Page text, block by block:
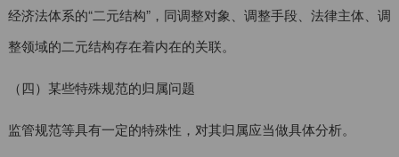
经济法体系的“二元结构”，同调整对象、调整手段、法律主体、调
整领域的二元结构存在着内在的关联。
（四）某些特殊规范的归属问题
监管规范等具有一定的特殊性，对其归属应当做具体分析。